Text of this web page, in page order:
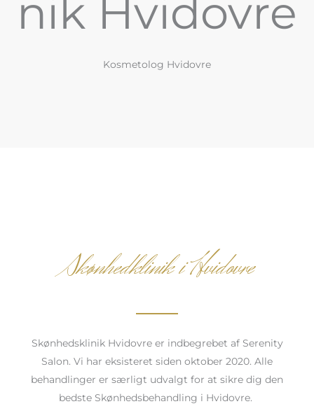
nik Hvidovre
Kosmetolog Hvidovre
Skønhedklinik i Hvidovre
Skønhedsklinik Hvidovre er indbegrebet af Serenity
Salon. Vi har eksisteret siden oktober 2020. Alle
behandlinger er særligt udvalgt for at sikre dig den
bedste Skønhedsbehandling i Hvidovre.